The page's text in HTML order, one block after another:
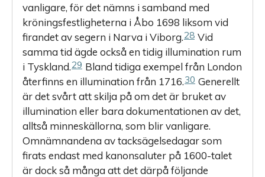
vanligare, för det nämns i samband med
kröningsfestligheterna i Åbo 1698 liksom vid
firandet av segern i Narva i Viborg.28 Vid
samma tid ägde också en tidig illumination rum
i Tyskland.29 Bland tidiga exempel från London
återfinns en illumination från 1716.30 Generellt
är det svårt att skilja på om det är bruket av
illumination eller bara dokumentationen av det,
alltså ­minneskällorna, som blir vanligare.
Omnämnandena av tacksägelse­dagar som
firats endast med kanonsaluter på 1600-talet
är dock så många att det därpå följande